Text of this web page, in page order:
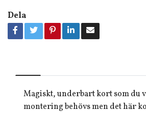
Dela
Magiskt, underbart kort som du
montering behövs men det här